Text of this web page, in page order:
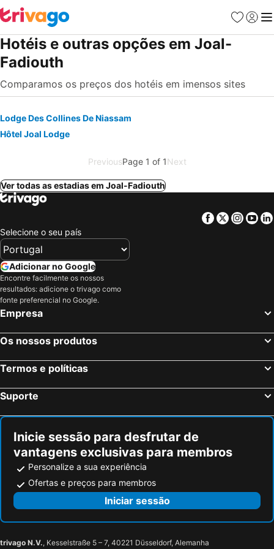
Favoritos
Iniciar
Hotéis e outras opções em Joal-
Fadiouth
Comparamos os preços dos hotéis em imensos sites
Lodge Des Collines De Niassam
Hôtel Joal Lodge
PreviousPage 1 of 1Next
Ver todas as estadias em Joal-Fadiouth
Facebook
Twitter
Selecione o seu país
Adicionar no Google
Encontre facilmente os nossos
resultados: adicione o trivago como
fonte preferencial no Google.
Empresa
Os nossos produtos
Termos e políticas
Suporte
Inicie sessão para desfrutar de
vantagens exclusivas para membros
Personalize a sua experiência
Ofertas e preços para membros
Iniciar sessão
trivago N.V., Kesselstraße 5 – 7, 40221 Düsseldorf, Alemanha